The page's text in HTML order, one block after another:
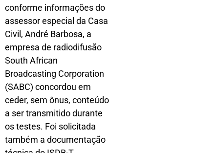
conforme informações do
assessor especial da Casa
Civil, André Barbosa, a
empresa de radiodifusão
South African
Broadcasting Corporation
(SABC) concordou em
ceder, sem ônus, conteúdo
a ser transmitido durante
os testes. Foi solicitada
também a documentação